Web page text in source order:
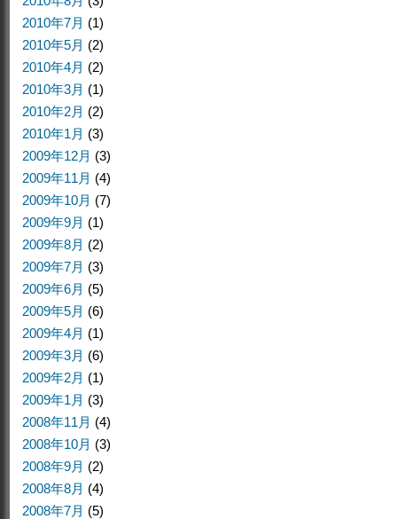
2010年7月 (1)
2010年5月 (2)
2010年4月 (2)
2010年3月 (1)
2010年2月 (2)
2010年1月 (3)
2009年12月 (3)
2009年11月 (4)
2009年10月 (7)
2009年9月 (1)
2009年8月 (2)
2009年7月 (3)
2009年6月 (5)
2009年5月 (6)
2009年4月 (1)
2009年3月 (6)
2009年2月 (1)
2009年1月 (3)
2008年11月 (4)
2008年10月 (3)
2008年9月 (2)
2008年8月 (4)
2008年7月 (5)